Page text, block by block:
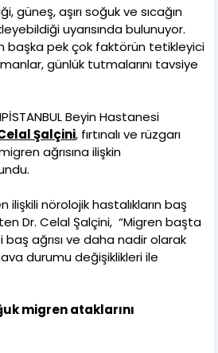
güneş, aşırı soğuk ve sıcağın
uyarısında bulunuyor.
başka pek çok faktörün tetikleyici
günlük tutmalarını tavsiye
Beyin Hastanesi
Şalçini, fırtınalı ve rüzgarı
ağrısına ilişkin
ilişkili nörolojik hastalıkların baş
Dr. Celal Şalçini, “Migren başta
ağrısı ve daha nadir olarak
durumu değişiklikleri ile
migren ataklarını